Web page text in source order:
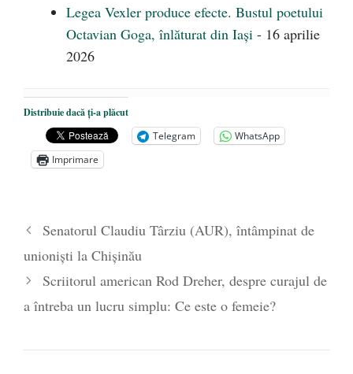
Legea Vexler produce efecte. Bustul poetului
Octavian Goga, înlăturat din Iași - 16 aprilie
2026
Distribuie dacă ți-a plăcut
Telegram
WhatsApp
Imprimare
Senatorul Claudiu Târziu (AUR), întâmpinat de
unioniști la Chișinău
Scriitorul american Rod Dreher, despre curajul de
a întreba un lucru simplu: Ce este o femeie?